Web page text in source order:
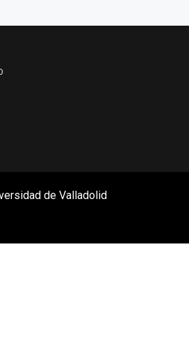
de Valladolid